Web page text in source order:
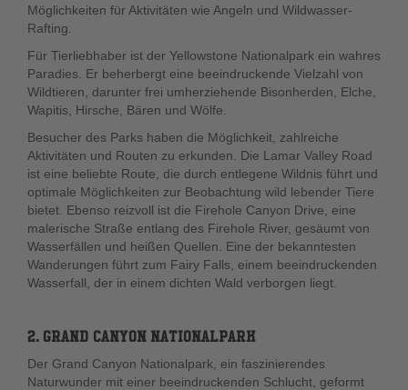
Möglichkeiten für Aktivitäten wie Angeln und Wildwasser-
Rafting.
Für Tierliebhaber ist der Yellowstone Nationalpark ein wahres
Paradies. Er beherbergt eine beeindruckende Vielzahl von
Wildtieren, darunter frei umherziehende Bisonherden, Elche,
Wapitis, Hirsche, Bären und Wölfe.
Besucher des Parks haben die Möglichkeit, zahlreiche
Aktivitäten und Routen zu erkunden. Die Lamar Valley Road
ist eine beliebte Route, die durch entlegene Wildnis führt und
optimale Möglichkeiten zur Beobachtung wild lebender Tiere
bietet. Ebenso reizvoll ist die Firehole Canyon Drive, eine
malerische Straße entlang des Firehole River, gesäumt von
Wasserfällen und heißen Quellen. Eine der bekanntesten
Wanderungen führt zum Fairy Falls, einem beeindruckenden
Wasserfall, der in einem dichten Wald verborgen liegt.
2. GRAND CANYON NATIONALPARK
Der Grand Canyon Nationalpark, ein faszinierendes
Naturwunder mit einer beeindruckenden Schlucht, geformt